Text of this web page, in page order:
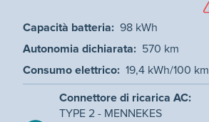
Capacità batteria: 98 kWh
Autonomia dichiarata: 570 km
Consumo elettrico: 19,4 kWh/100 km
Connettore di ricarica AC:
TYPE 2 - MENNEKES